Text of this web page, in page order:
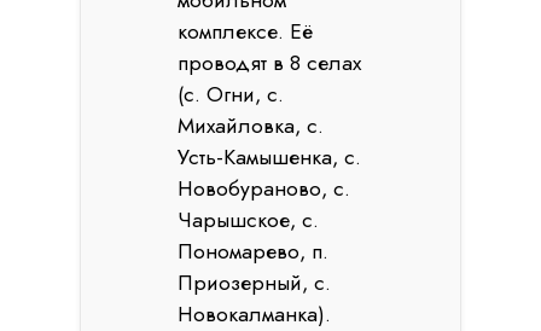
комплексе. Её
проводят в 8 селах
(с. Огни, с.
Михайловка, с.
Усть-Камышенка, с.
Новобураново, с.
Чарышское, с.
Пономарево, п.
Приозерный, с.
Новокалманка).